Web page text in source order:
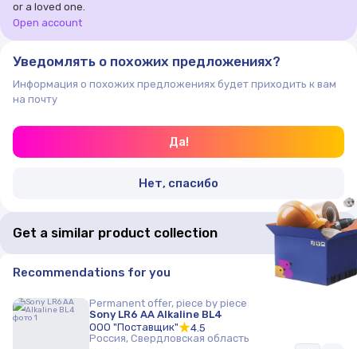
or a loved one.
Open account
Уведомлять о похожих предложениях?
Информация о похожих предложениях будет приходить к вам
на почту
Да!
Нет, спасибо
Get a similar product collection
Recommendations for you
Permanent offer, piece by piece
Sony LR6 AA Alkaline BL4
ООО "Поставщик"
4.5
Россия, Свердловская область